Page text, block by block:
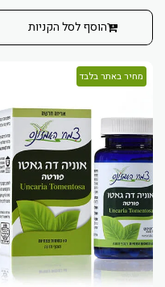
צורך בקירור.
הוסף לסל הקניות
מחיר באתר בלבד